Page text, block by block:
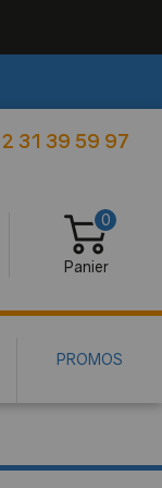
31 39 59 97
0
Panier
PROMOS